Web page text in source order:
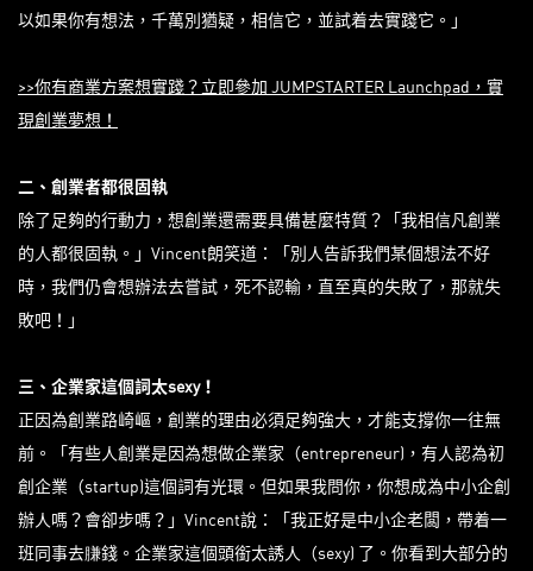
以如果你有想法，千萬別猶疑，相信它，並試着去實踐它。」
>>你有商業方案想實踐？立即參加 JUMPSTARTER Launchpad，實
現創業夢想！
二、創業者都很固執
除了足夠的行動力，想創業還需要具備甚麼特質？「我相信凡創業
的人都很固執。」Vincent朗笑道：「別人告訴我們某個想法不好
時，我們仍會想辦法去嘗試，死不認輸，直至真的失敗了，那就失
敗吧！」
三、企業家這個詞太sexy！
正因為創業路崎嶇，創業的理由必須足夠強大，才能支撐你一往無
前。「有些人創業是因為想做企業家（entrepreneur)，有人認為初
創企業（startup)這個詞有光環。但如果我問你，你想成為中小企創
辦人嗎？會卻步嗎？」Vincent說：「我正好是中小企老闆，帶着一
班同事去膁錢。企業家這個頭銜太誘人（sexy) 了。你看到大部分的